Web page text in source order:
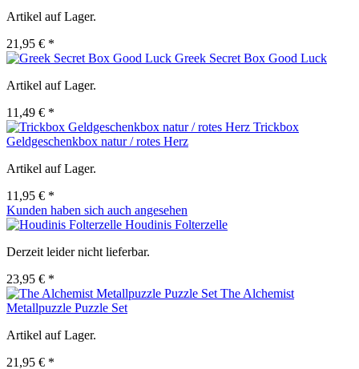
Artikel auf Lager.
21,95 € *
Greek Secret Box Good Luck
Artikel auf Lager.
11,49 € *
Trickbox
Geldgeschenkbox natur / rotes Herz
Artikel auf Lager.
11,95 € *
Kunden haben sich auch angesehen
Houdinis Folterzelle
Derzeit leider nicht lieferbar.
23,95 € *
The Alchemist
Metallpuzzle Puzzle Set
Artikel auf Lager.
21,95 € *